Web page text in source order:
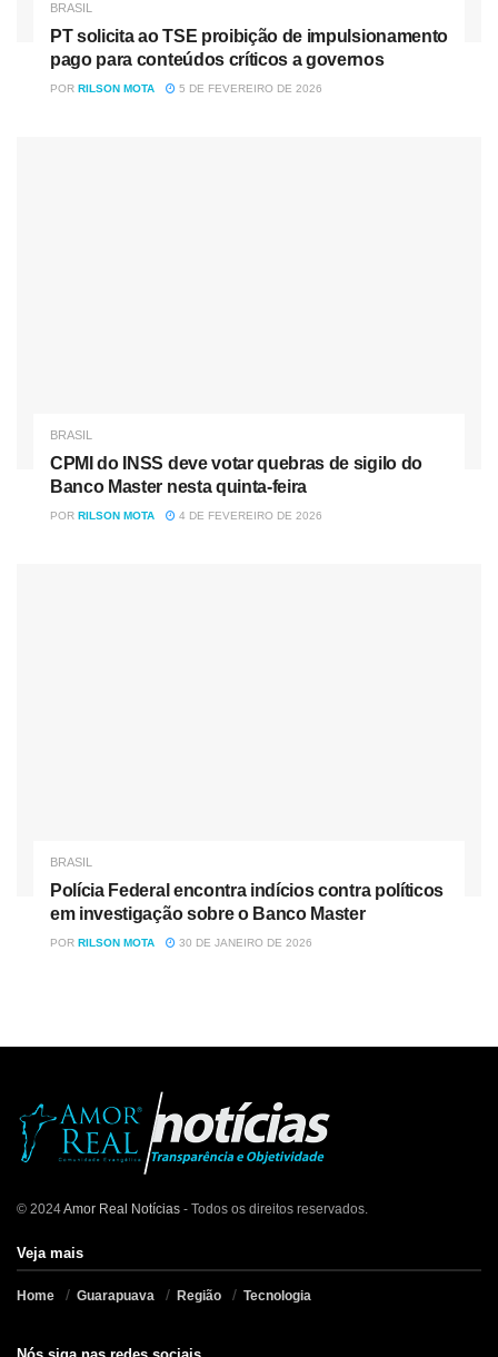
BRASIL
PT solicita ao TSE proibição de impulsionamento
pago para conteúdos críticos a governos
POR RILSON MOTA 5 DE FEVEREIRO DE 2026
BRASIL
CPMI do INSS deve votar quebras de sigilo do
Banco Master nesta quinta-feira
POR RILSON MOTA 4 DE FEVEREIRO DE 2026
BRASIL
Polícia Federal encontra indícios contra políticos
em investigação sobre o Banco Master
POR RILSON MOTA 30 DE JANEIRO DE 2026
© 2024Amor Real Notícias - Todos os direitos reservados.
Veja mais
Home Guarapuava Região Tecnologia